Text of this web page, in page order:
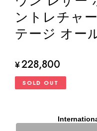
ントレチャ
テージ オー
¥228,800
SOLD OUT